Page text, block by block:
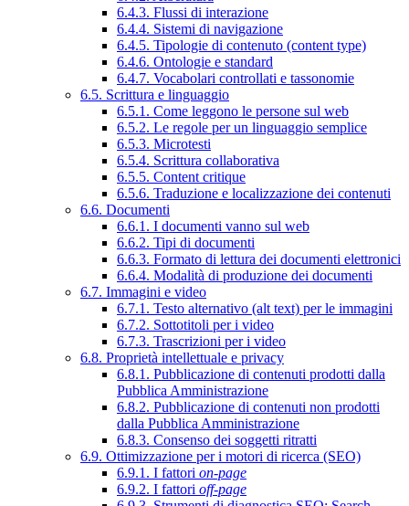
6.4.3. Flussi di interazione
6.4.4. Sistemi di navigazione
6.4.5. Tipologie di contenuto (content type)
6.4.6. Ontologie e standard
6.4.7. Vocabolari controllati e tassonomie
6.5. Scrittura e linguaggio
6.5.1. Come leggono le persone sul web
6.5.2. Le regole per un linguaggio semplice
6.5.3. Microtesti
6.5.4. Scrittura collaborativa
6.5.5. Content critique
6.5.6. Traduzione e localizzazione dei contenuti
6.6. Documenti
6.6.1. I documenti vanno sul web
6.6.2. Tipi di documenti
6.6.3. Formato di lettura dei documenti elettronici
6.6.4. Modalità di produzione dei documenti
6.7. Immagini e video
6.7.1. Testo alternativo (alt text) per le immagini
6.7.2. Sottotitoli per i video
6.7.3. Trascrizioni per i video
6.8. Proprietà intellettuale e privacy
6.8.1. Pubblicazione di contenuti prodotti dalla
Pubblica Amministrazione
6.8.2. Pubblicazione di contenuti non prodotti
dalla Pubblica Amministrazione
6.8.3. Consenso dei soggetti ritratti
6.9. Ottimizzazione per i motori di ricerca (SEO)
6.9.1. I fattori on-page
6.9.2. I fattori off-page